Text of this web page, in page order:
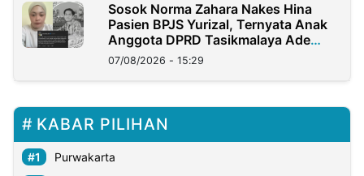
Sosok Norma Zahara Nakes Hina
Pasien BPJS Yurizal, Ternyata Anak
Anggota DPRD Tasikmalaya Ade
Lukman
07/08/2026 - 15:29
KABAR PILIHAN
Purwakarta